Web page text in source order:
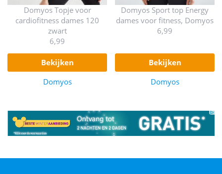
Domyos Topje voor
cardiofitness dames 120
zwart
6,99
bekijken
Domyos
Domyos Sport top Energy
dames voor fitness, Domyos
6,99
bekijken
Domyos